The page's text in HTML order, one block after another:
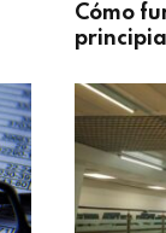
Cómo